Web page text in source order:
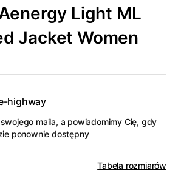
Light ML
Jacket Women
highway
maila, a powiadomimy Cię, gdy
ponownie dostępny
Tabela rozmiarów